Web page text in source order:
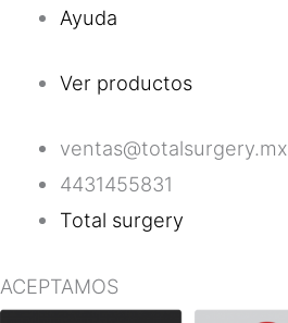
Ayuda
Ver productos
ventas@totalsurgery.mx
4431455831
Total surgery
ACEPTAMOS